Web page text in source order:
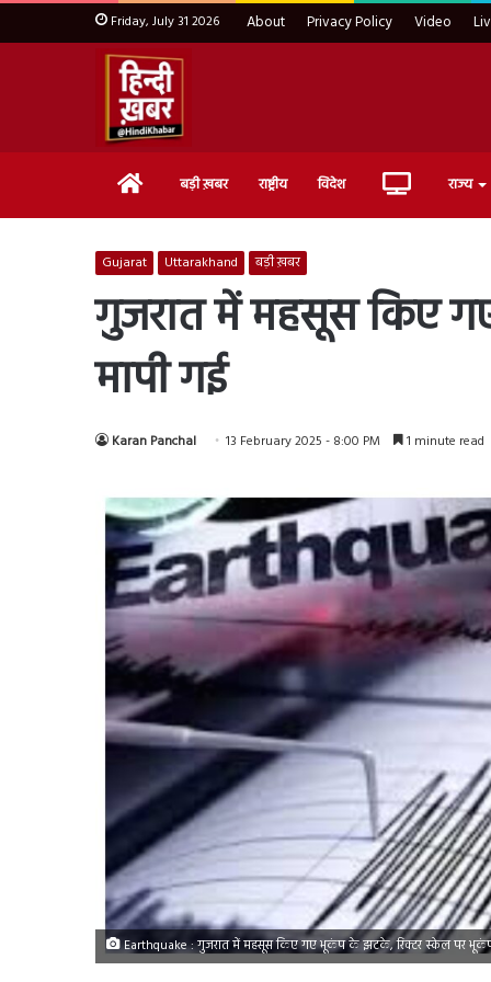
Friday, July 31 2026 About Privacy Policy Video
Home बड़ी ख़बर राष्ट्रीय विदेश Live राज्य
Gujarat Uttarakhand बड़ी ख़बर
गुजरात में महसूस किए
मापी गई
Karan Panchal 13 February 2025 - 8:00 PM 1 minute read
Earthquake : गुजरात में महसूस किए गए भूकंप के झटके, रिक्टर स्केल पर भूकंप